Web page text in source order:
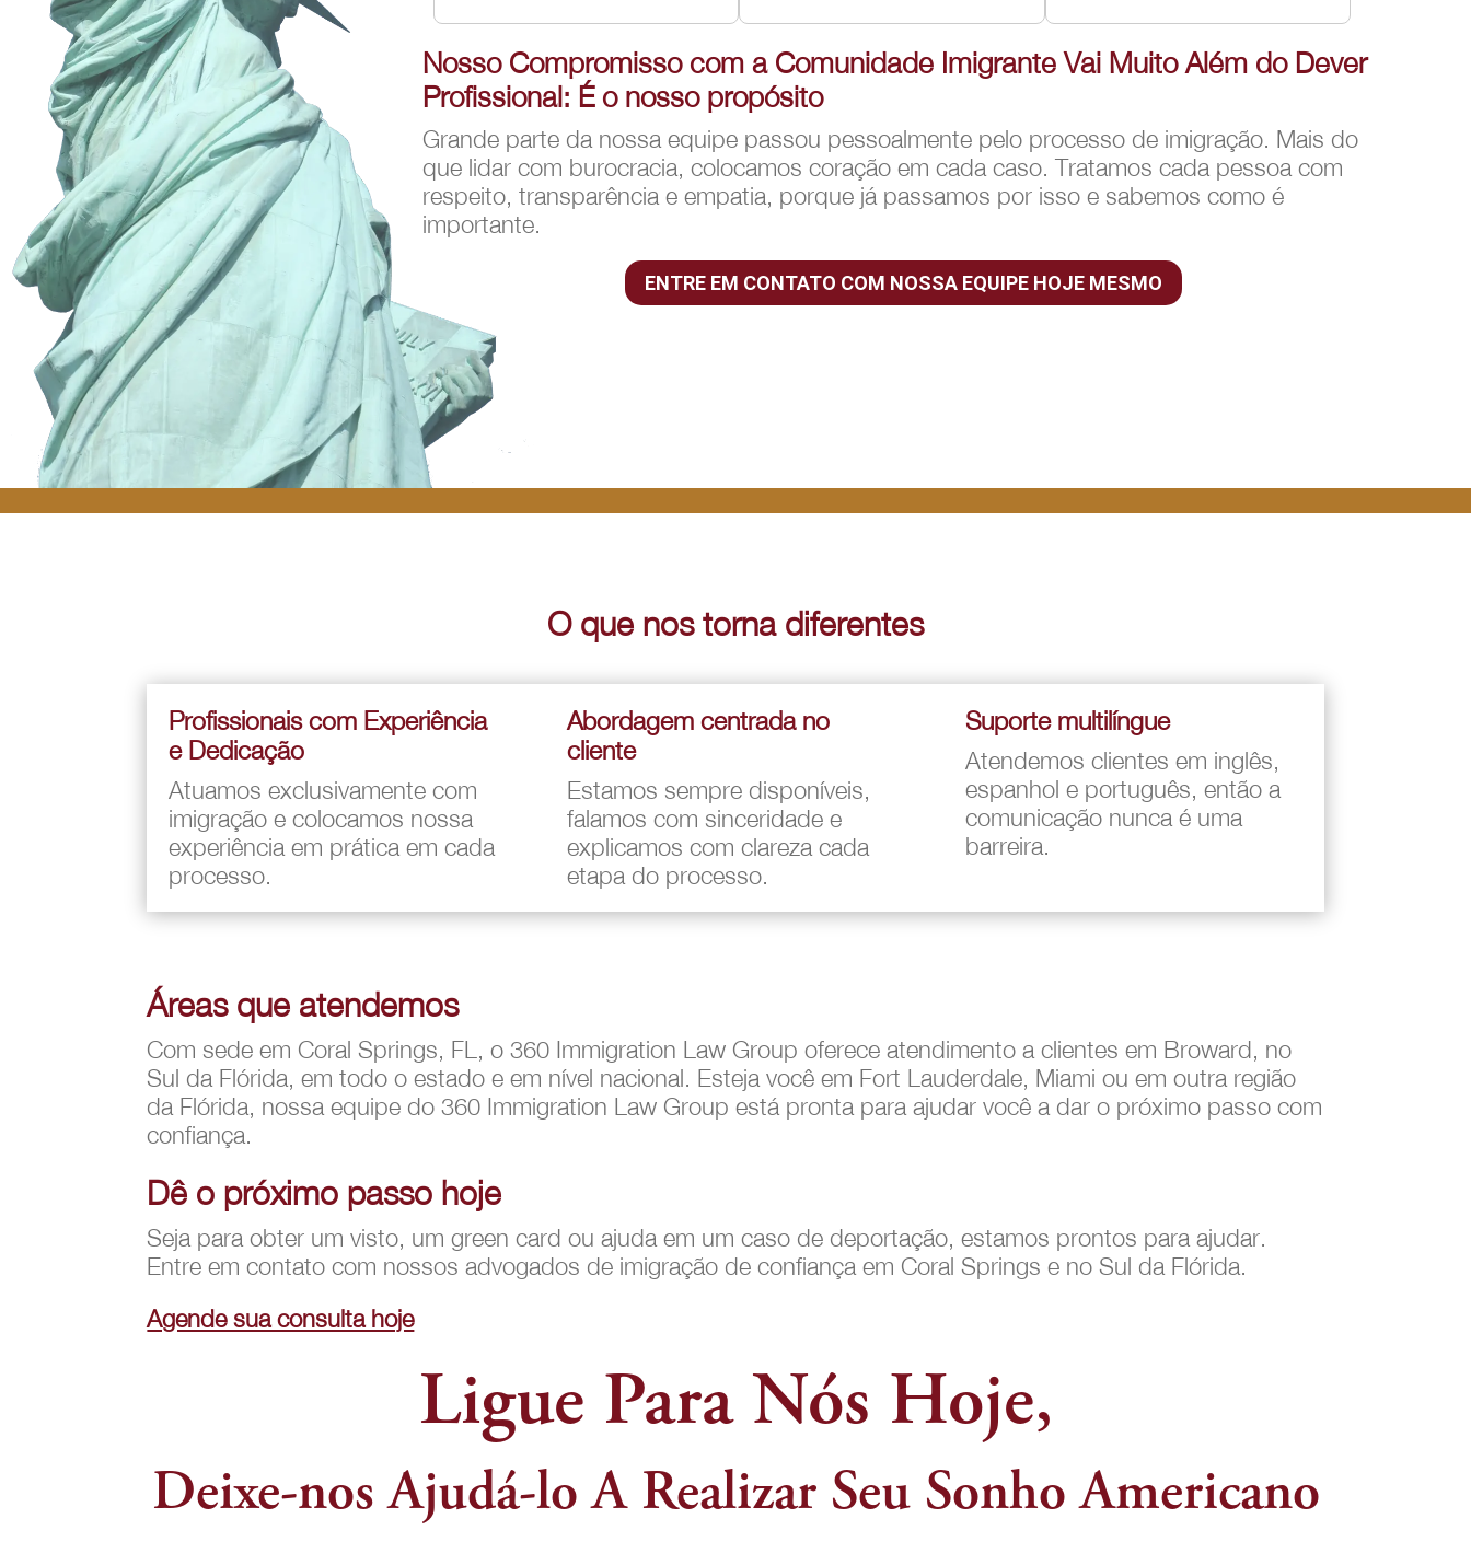
Nosso Compromisso com a Comunidade Imigrante Vai Muito Além do Dever
Profissional: É o nosso propósito
Grande parte da nossa equipe passou pessoalmente pelo processo de imigração. Mais do
que lidar com burocracia, colocamos coração em cada caso. Tratamos cada pessoa com
respeito, transparência e empatia, porque já passamos por isso e sabemos como é
importante.
ENTRE EM CONTATO COM NOSSA EQUIPE HOJE MESMO
O que nos torna diferentes
Profissionais com Experiência
e Dedicação
Atuamos exclusivamente com
imigração e colocamos nossa
experiência em prática em cada
processo.
Abordagem centrada no
cliente
Estamos sempre disponíveis,
falamos com sinceridade e
explicamos com clareza cada
etapa do processo.
Suporte multilíngue
Atendemos clientes em inglês,
espanhol e português, então a
comunicação nunca é uma
barreira.
Áreas que atendemos
Com sede em Coral Springs, FL, o 360 Immigration Law Group oferece atendimento a clientes em Broward, no
Sul da Flórida, em todo o estado e em nível nacional. Esteja você em Fort Lauderdale, Miami ou em outra região
da Flórida, nossa equipe do 360 Immigration Law Group está pronta para ajudar você a dar o próximo passo com
confiança.
Dê o próximo passo hoje
Seja para obter um visto, um green card ou ajuda em um caso de deportação, estamos prontos para ajudar.
Entre em contato com nossos advogados de imigração de confiança em Coral Springs e no Sul da Flórida.
Agende sua consulta hoje
Ligue Para Nós Hoje,
Deixe-nos Ajudá-lo A Realizar Seu Sonho Americano